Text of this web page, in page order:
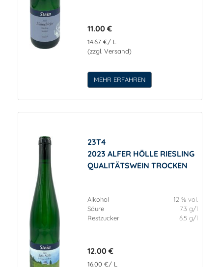
11.00 €
14.67 €/ L
(zzgl. Versand)
MEHR ERFAHREN
23T4
2023 ALFER HÖLLE RIESLING
QUALITÄTSWEIN TROCKEN
Alkohol
12 % vol.
Säure
7.3 g/l
Restzucker
6.5 g/l
12.00 €
16.00 €/ L